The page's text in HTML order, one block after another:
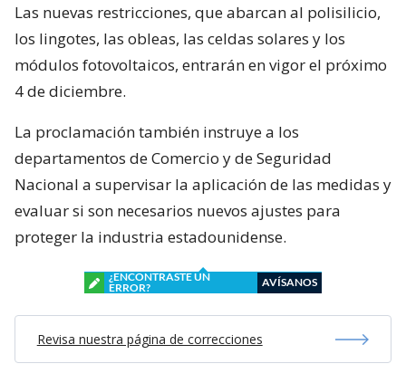
Las nuevas restricciones, que abarcan al polisilicio,
los lingotes, las obleas, las celdas solares y los
módulos fotovoltaicos, entrarán en vigor el próximo
4 de diciembre.
La proclamación también instruye a los
departamentos de Comercio y de Seguridad
Nacional a supervisar la aplicación de las medidas y
evaluar si son necesarios nuevos ajustes para
proteger la industria estadounidense.
¿ENCONTRASTE UN
ERROR?
AVÍSANOS
Revisa nuestra página de correcciones